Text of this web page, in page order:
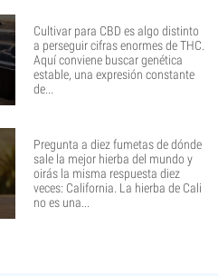
Cultivar para CBD es algo distinto
a perseguir cifras enormes de THC.
Aquí conviene buscar genética
estable, una expresión constante
de...
Pregunta a diez fumetas de dónde
sale la mejor hierba del mundo y
oirás la misma respuesta diez
veces: California. La hierba de Cali
no es una...